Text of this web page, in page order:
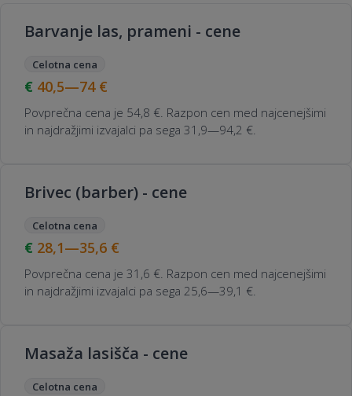
Barvanje las, prameni - cene
Celotna cena
40,5—74 €
Povprečna cena je 54,8 €. Razpon cen med najcenejšimi
in najdražjimi izvajalci pa sega 31,9—94,2 €.
Brivec (barber) - cene
Celotna cena
28,1—35,6 €
Povprečna cena je 31,6 €. Razpon cen med najcenejšimi
in najdražjimi izvajalci pa sega 25,6—39,1 €.
Masaža lasišča - cene
Celotna cena